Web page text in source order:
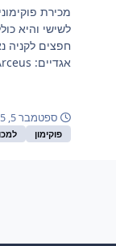
לשישי
ספטמבר 5, 2025
פוקימון